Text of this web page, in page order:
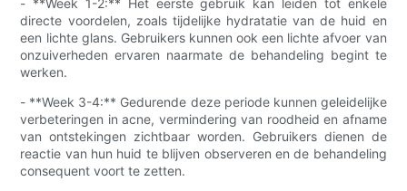
directe voordelen, zoals tijdelijke hydratatie van de huid en
een lichte glans. Gebruikers kunnen ook een lichte afvoer van
onzuiverheden ervaren naarmate de behandeling begint te
werken.
- **Week 3-4:** Gedurende deze periode kunnen geleidelijke
verbeteringen in acne, vermindering van roodheid en afname
van ontstekingen zichtbaar worden. Gebruikers dienen de
reactie van hun huid te blijven observeren en de behandeling
consequent voort te zetten.